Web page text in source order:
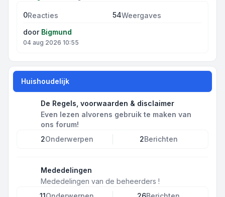
0Reacties 54Weergaves
door Bigmund
04 aug 2026 10:55
Huishoudelijk
De Regels, voorwaarden & disclaimer
Even lezen alvorens gebruik te maken van
ons forum!
2Onderwerpen 2Berichten
Mededelingen
Mededelingen van de beheerders !